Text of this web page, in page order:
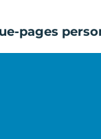
pages